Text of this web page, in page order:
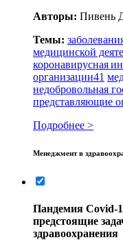
Авторы: Пивень
Темы:
медицинской
коронавирусная
организации41
недобровольная
представляющие
Подробнее >
Менеджмент в
Пандемия
предстоящие
здравоохранения